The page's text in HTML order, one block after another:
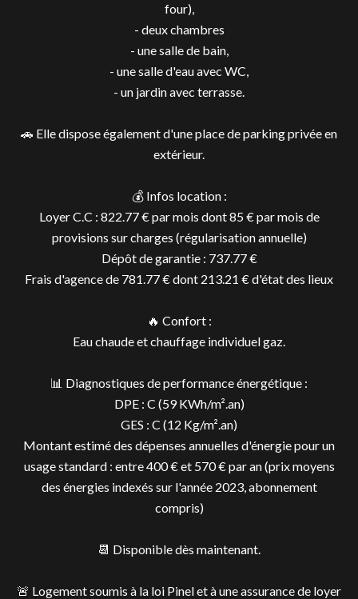
four),
- deux chambres
- une salle de bain,
- une salle d'eau avec WC,
- un jardin avec terrasse.
🚗 Elle dispose également d'une place de parking privée en
extérieur.
💰 Infos location :
Loyer C.C : 822.77 € par mois dont 85 € par mois de
provisions sur charges (régularisation annuelle)
Dépôt de garantie : 737.77 €
Frais d'agence de 781.77 € dont 213.21 € d'état des lieux
🔥 Confort :
Eau chaude et chauffage individuel gaz.
📊 Diagnostiques de performance énergétique :
DPE : C (59 KWh/m².an)
GES : C (12 Kg/m².an)
Montant estimé des dépenses annuelles d'énergie pour un
usage standard : entre 400 € et 570 € par an (prix moyens
des énergies indexés sur l'année 2023, abonnement
compris)
📆 Disponible dès maintenant.
🚨 Logement soumis à la loi Pinel et à une assurance de loyer